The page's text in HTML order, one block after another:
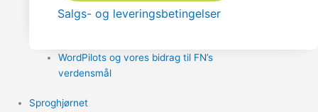
Salgs- og leveringsbetingelser
WordPilots og vores bidrag til FN’s
verdensmål
Sproghjørnet